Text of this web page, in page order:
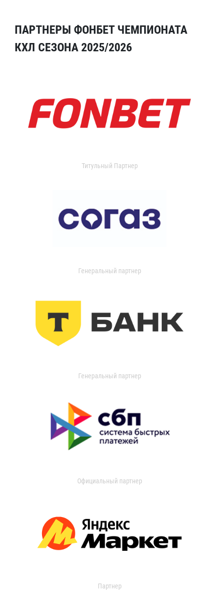
ПАРТНЕРЫ ФОНБЕТ ЧЕМПИОНАТА
КХЛ СЕЗОНА 2025/2026
Титульный Партнер
Генеральный партнер
Генеральный партнер
Официальный партнер
Партнер